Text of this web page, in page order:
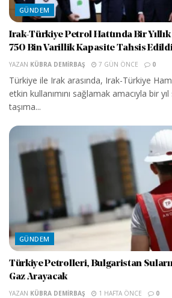
GÜNDEM
Irak-Türkiye Petrol Hattında Bir
750 Bin Varillik Kapasite Tahsis
YAZAN KÜBRA DEMIRBAŞ 7 GÜN ÖNCE 0
Türkiye ile Irak arasında, Irak-Türkiye
etkin kullanımını sağlamak amacıyla bir
taşıma...
GÜNDEM
Türkiye Petrolleri, Bulgaristan
Gaz Arayacak
YAZAN KÜBRA DEMIRBAŞ 1 HAFTA ÖNCE 0